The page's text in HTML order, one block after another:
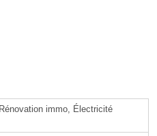
immo, Électricité